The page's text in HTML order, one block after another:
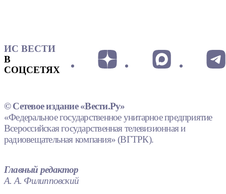
ИС ВЕСТИ
В
СОЦСЕТЯХ
© Сетевое издание «Вести.Ру»
«Федеральное государственное унитарное предприятие
Всероссийская государственная телевизионная и
радиовещательная компания» (ВГТРК).
Главный редактор
А. А. Филипповский